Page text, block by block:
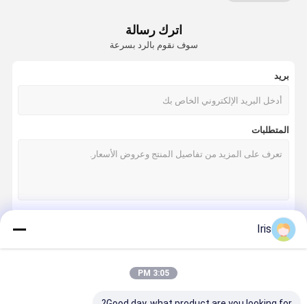
كامل الارتفاع الباب الدوار
نظام وقوف السيارات LPR
آلة موزع تذاكر وقوف السيارات
بوابة حاجز السيارة
اترك رسالة
سوف نقوم بالرد بسرعة
بريد
المتطلبات
Iris
3:05 PM